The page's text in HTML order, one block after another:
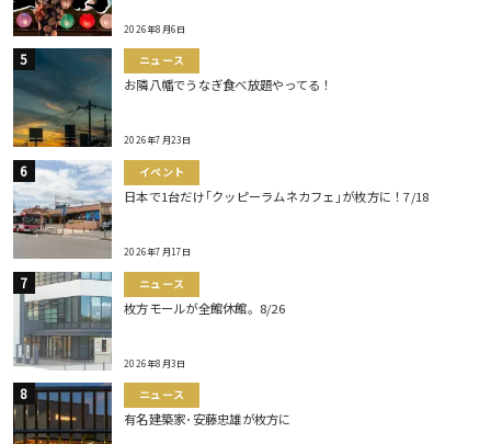
2026年8月6日
ニュース
お隣八幡でうなぎ食べ放題やってる！
2026年7月23日
イベント
日本で1台だけ｢クッピーラムネカフェ｣が枚方に！7/18
2026年7月17日
ニュース
枚方モールが全館休館。8/26
2026年8月3日
ニュース
有名建築家･安藤忠雄が枚方に